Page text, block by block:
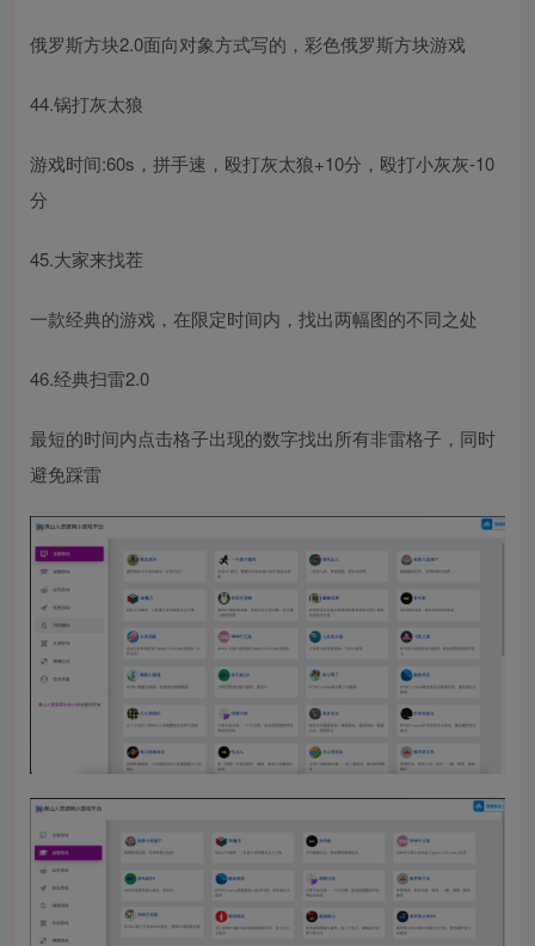
俄罗斯方块2.0面向对象方式写的，彩色俄罗斯方块游戏
44.锅打灰太狼
游戏时间:60s，拼手速，殴打灰太狼+10分，殴打小灰灰-10
分
45.大家来找茬
一款经典的游戏，在限定时间内，找出两幅图的不同之处
46.经典扫雷2.0
最短的时间内点击格子出现的数字找出所有非雷格子，同时
避免踩雷